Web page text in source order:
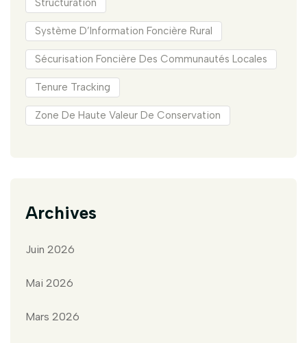
Structuration
Système D’Information Foncière Rural
Sécurisation Foncière Des Communautés Locales
Tenure Tracking
Zone De Haute Valeur De Conservation
Archives
Juin 2026
Mai 2026
Mars 2026